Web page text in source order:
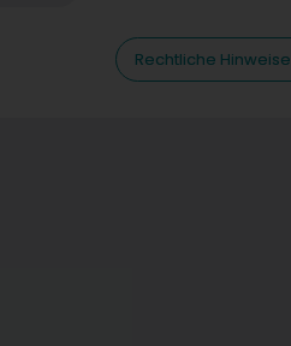
Rechtliche Hinweise